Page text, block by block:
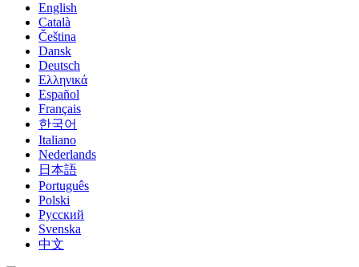
English
Català
Čeština
Dansk
Deutsch
Ελληνικά
Español
Français
한국어
Italiano
Nederlands
日本語
Português
Polski
Русский
Svenska
中文